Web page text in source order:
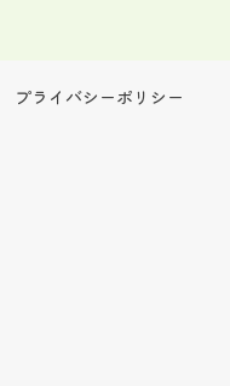
プライバシーポリシー